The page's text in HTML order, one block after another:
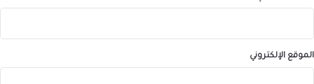
الموقع الإلكتروني